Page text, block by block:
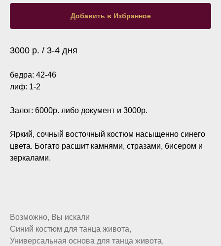
Добавить в Избранное
3000 р. / 3-4 дня
бедра: 42-46
лиф: 1-2
Залог: 6000р. либо документ и 3000р.
Яркий, сочный восточный костюм насыщенно синего
цвета. Богато расшит камнями, стразами, бисером и
зеркалами.
Возможно, Вы искали
Синий костюм для танца живота,
Универсальная основа для танца живота,